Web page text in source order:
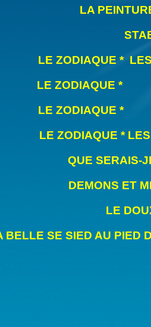
LA
LE ZODIAQUE *
LE ZODIAQUE *
LE ZODIAQUE
LE ZODIAQUE *
QUE SERAIS-
DEMONS ET
LE
BELLE SE SIED AU PIED